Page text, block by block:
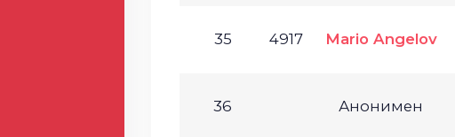
35 4917 Mario Angelov
36 Анонимен